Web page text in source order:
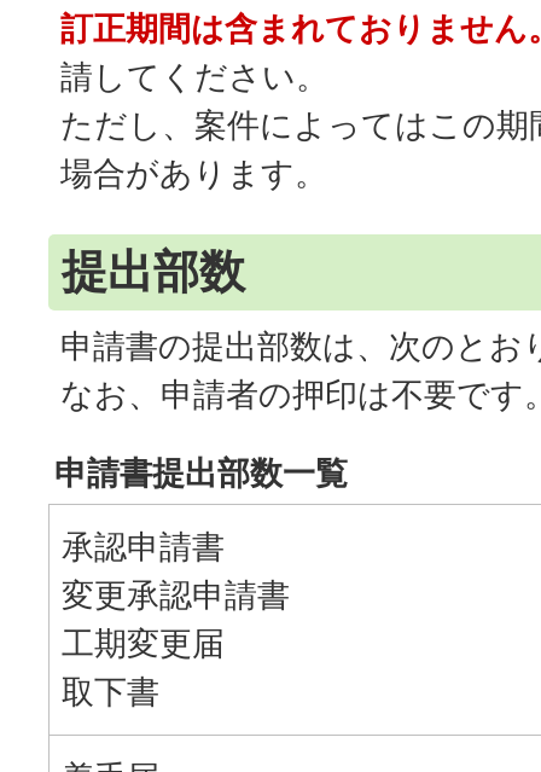
訂正期間は含まれておりません
請してください。
ただし、案件によってはこの
場合があります。
提出部数
申請書の提出部数は、次のとお
なお、申請者の押印は不要です
申請書提出部数一覧
承認申請書
変更承認申請書
工期変更届
取下書